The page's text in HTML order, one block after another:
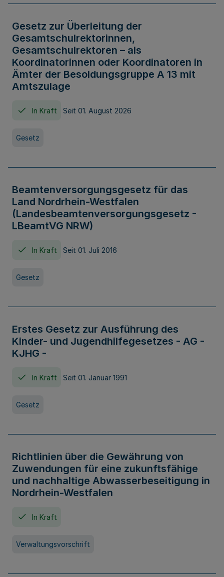
Gesetz zur Überleitung der
Gesamtschulrektorinnen,
Gesamtschulrektoren – als
Koordinatorinnen oder Koordinatoren in
Ämter der Besoldungsgruppe A 13 mit
Amtszulage
In Kraft Seit 01. August 2026
Gesetz
Beamtenversorgungsgesetz für das
Land Nordrhein-Westfalen
(Landesbeamtenversorgungsgesetz -
LBeamtVG NRW)
In Kraft Seit 01. Juli 2016
Gesetz
Erstes Gesetz zur Ausführung des
Kinder- und Jugendhilfegesetzes - AG -
KJHG -
In Kraft Seit 01. Januar 1991
Gesetz
Richtlinien über die Gewährung von
Zuwendungen für eine zukunftsfähige
und nachhaltige Abwasserbeseitigung in
Nordrhein-Westfalen
In Kraft
Verwaltungsvorschrift